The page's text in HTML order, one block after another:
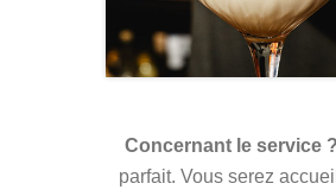
Concernant le service ?
parfait. Vous serez